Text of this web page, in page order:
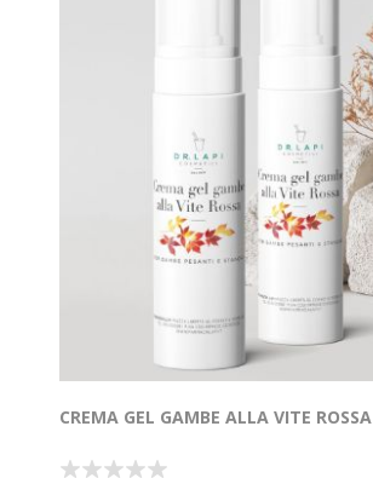
CREMA GEL GAMBE ALLA VITE ROSSA